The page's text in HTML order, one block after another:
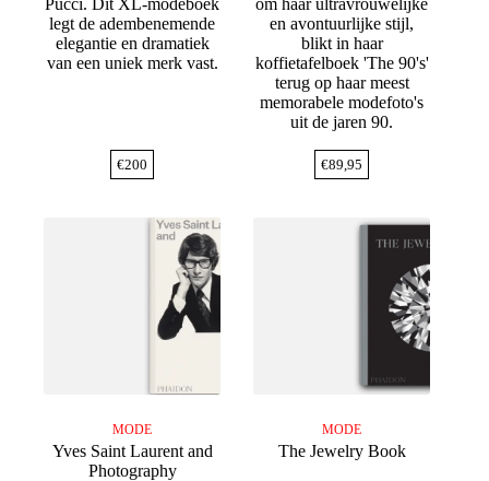
legt de adembenemende
elegantie en dramatiek
van een uniek merk vast.
€200
en avontuurlijke stijl,
blikt in haar
koffietafelboek 'The 90's'
terug op haar meest
memorabele modefoto's
uit de jaren 90.
€89,95
MODE
Yves Saint Laurent and
Photography
MODE
The Jewelry Book